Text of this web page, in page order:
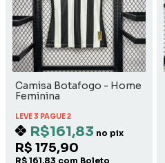
Camisa Botafogo - Home
Feminina
LEVE 3 PAGUE 2
R$161,83 no pix
R$ 175,90
R$ 161,83 com Boleto